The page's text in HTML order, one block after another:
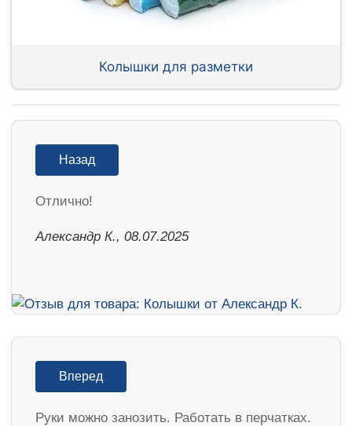
Колышки для разметки
Назад
Отлично!
Александр К., 08.07.2025
Вперед
Руки можно занозить. Работать в перчатках.